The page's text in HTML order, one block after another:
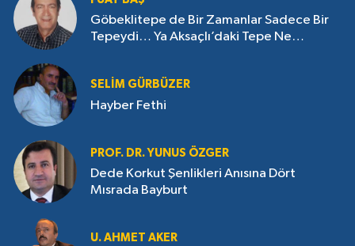
Göbeklitepe de Bir Zamanlar Sadece Bir
Tepeydi… Ya Aksaçlı’daki Tepe Ne
SELIM GÜRBÜZER
Hayber Fethi
PROF. DR. YUNUS ÖZGER
Dede Korkut Şenlikleri Anısına Dört
Mısrada Bayburt
U. AHMET AKER